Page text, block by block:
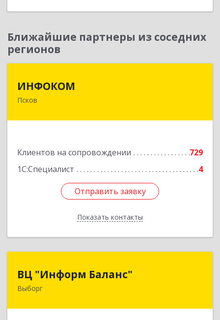
Ближайшие партнеры из соседних
регионов
ИНФОКОМ
Псков
Клиентов на сопровождении
729
1С:Специалист
4
Отправить заявку
Показать контакты
180000, Псковская обл, Псков г, Советская ул,
Отправить заявку
Назад
ВЦ "Информ Баланс"
Выборг188800, Ленинградская обл, Выборгский р-н,